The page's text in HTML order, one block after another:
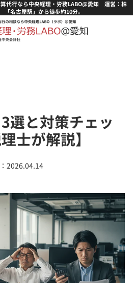
代行なら中央経理・労務LABO@愛知 運営：株
名古屋駅」から徒歩約10分。
選と対策チェッ
士が解説】
2026.04.14